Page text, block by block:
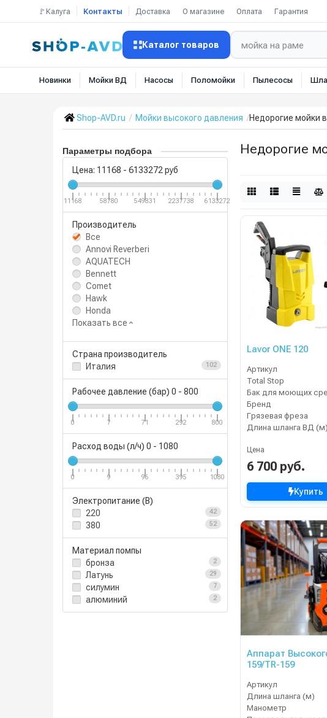
🚩Калуга Контакты Доставка О магазине Оплата Гарантия
Каталог товаров
Новинки Мойки ВД Насосы Поломойки Пылесосы
Shop-AVD.ru Мойки высокого давления Недорогие мойки
Параметры подбора
Цена: 11168 - 6133272 руб
11168 58780 549831 2237738 6133272
Производитель
Все
Annovi Reverberi
AQUATECH
Bennett
Comet
Hawk
Honda
Показать все
Страна производитель
Италия
102
Рабочее давление (бар) 0 - 800
0 7 71 292 800
Расход воды (л/ч) 0 - 1080
0 9 96 395 1080
Электропитание (В)
220
42
380 52
Материал помпы
бронза
2
Латунь 29
силумин 7
алюминий 2
Недорогие
Lavor ONE 120
Артикул
Total Stop
Бренд
Грязевая фреза
Длина шланга ВД (м)
Цена
6 700 руб.
Купить
Аппарат
159/TR-159
Артикул
Длина шланга (м)
Манометр